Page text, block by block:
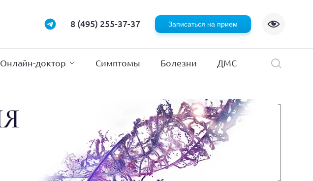
8 (495) 255-37-37 Записаться на прием
Проктология
Психотерапия
Хирургия
Эндокринология
Онлайн-доктор Симптомы Болезни ДМС